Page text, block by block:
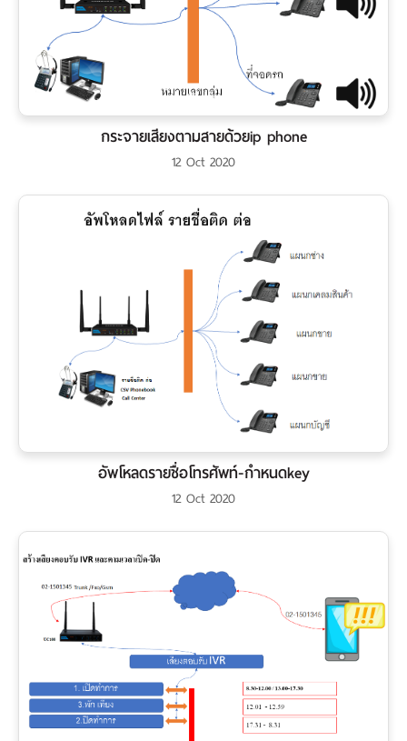
กระจายเสียงตามสายด้วยip phone
12 Oct 2020
อัพโหลดรายชื่อโทรศัพท์-กำหนดkey
12 Oct 2020